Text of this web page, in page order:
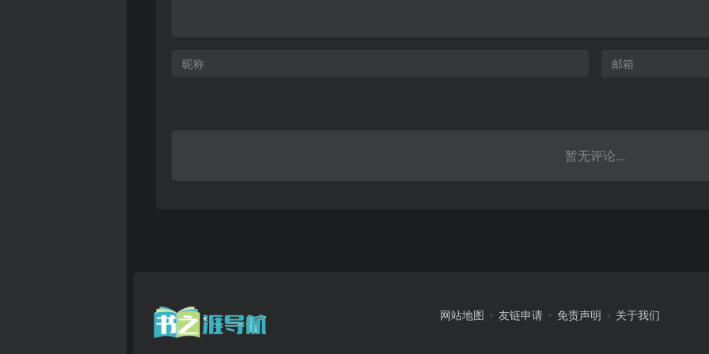
暂无评论...
网站地图 友链申请 免责声明 关于我们